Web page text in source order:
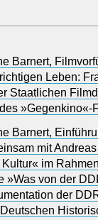
Barnert,
Leben:
Staatlichen
»Gegenkino«-
Barnert,
mit
im
»Was von der
der